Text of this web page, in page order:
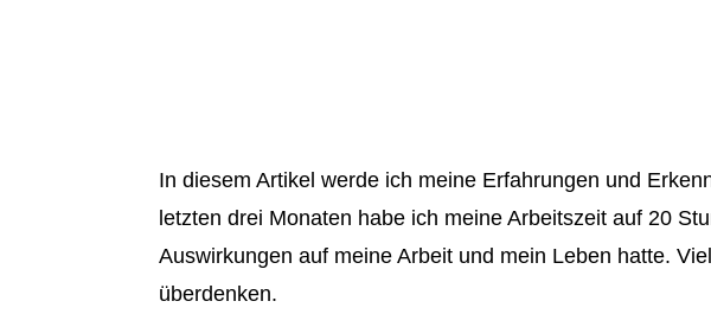
In diesem Artikel werde ich meine Erfahrungen und
letzten drei Monaten habe ich meine Arbeitszeit auf 20
Auswirkungen auf meine Arbeit und mein Leben hatte.
überdenken.